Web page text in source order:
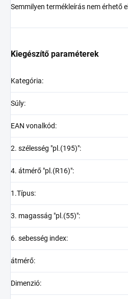
Semmilyen termékleírás nem érhető el
Kiegészítő paraméterek
Kategória:
Súly:
EAN vonalkód:
2. szélesség "pl.(195)":
4. átmérő "pl.(R16)":
1.Típus:
3. magasság "pl.(55)":
6. sebesség index:
átmérő:
Dimenzió: